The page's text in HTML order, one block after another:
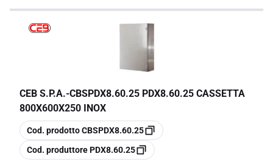
CEB S.P.A.-CBSPDX8.60.25 PDX8.60.25 CASSETTA
800X600X250 INOX
copia
Cod. prodottoCBSPDX8.60.25
copia
Cod. produttorePDX8.60.25